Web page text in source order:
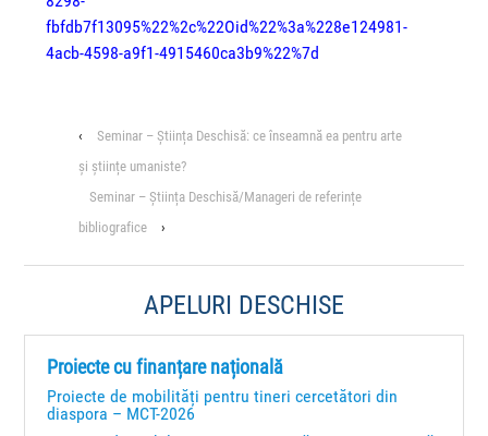
fbfdb7f13095%22%2c%22Oid%22%3a%228e124981-
4acb-4598-a9f1-4915460ca3b9%22%7d
‹
Seminar – Știința Deschisă: ce înseamnă ea pentru arte
și științe umaniste?
Seminar – Știința Deschisă/Manageri de referințe
bibliografice
›
APELURI DESCHISE
Proiecte cu finanțare națională
Proiecte de mobilități pentru tineri cercetători din
diaspora – MCT-2026